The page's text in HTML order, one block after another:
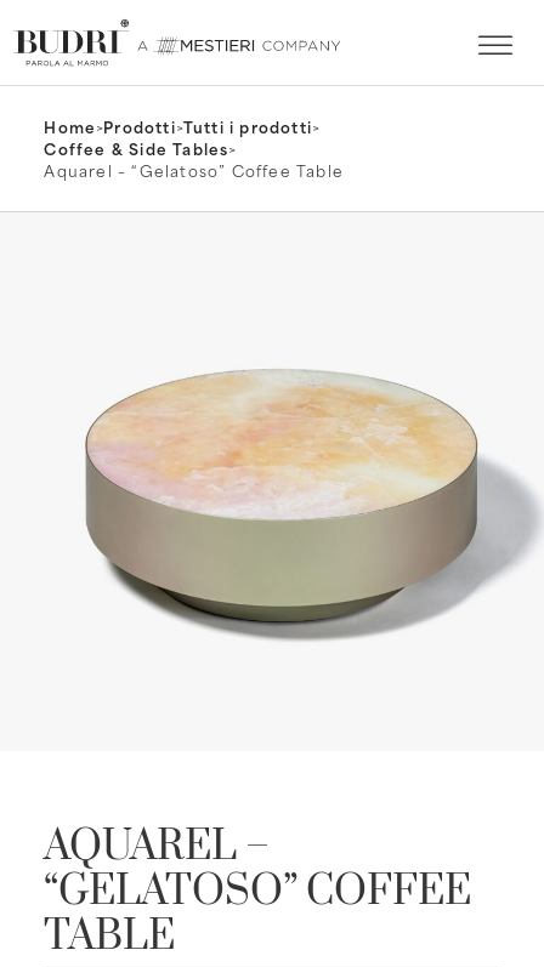
Home>Prodotti>Tutti i prodotti>
Coffee & Side Tables>
Aquarel – “Gelatoso” Coffee Table
AQUAREL –
“GELATOSO” COFFEE
TABLE